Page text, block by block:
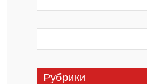
Рубрики